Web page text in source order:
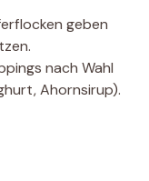
geben
nach Wahl
Ahornsirup).